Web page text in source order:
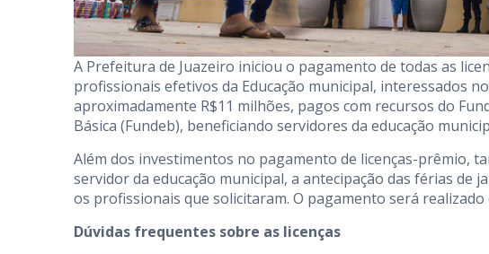
A Prefeitura de Juazeiro iniciou o pagamento de todas as
profissionais efetivos da Educação municipal, interessados
aproximadamente R$11 milhões, pagos com recursos do
Básica (Fundeb), beneficiando servidores da educação
Além dos investimentos no pagamento de licenças-prêmio,
servidor da educação municipal, a antecipação das férias de
os profissionais que solicitaram. O pagamento será
Dúvidas frequentes sobre as licenças